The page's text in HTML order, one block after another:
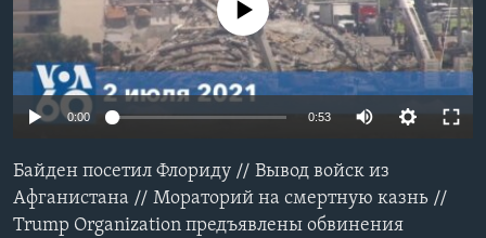
Learning English
СОЦИАЛЬНЫЕ СЕТИ
Языки
No media source currently available
0:00 0:53
Байден посетил Флориду // Вывод войск из
Афганистана // Мораторий на смертную казнь //
Trump Organization предъявлены обвинения